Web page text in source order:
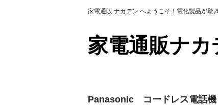
家電通販 ナカデン へようこそ！電化製品が
家電通販ナ
Panasonic コードレス電話機